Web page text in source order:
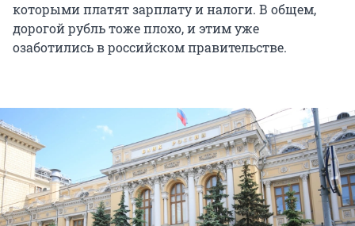
которыми платят зарплату и налоги. В общем,
дорогой рубль тоже плохо, и этим уже
озаботились в российском правительстве.